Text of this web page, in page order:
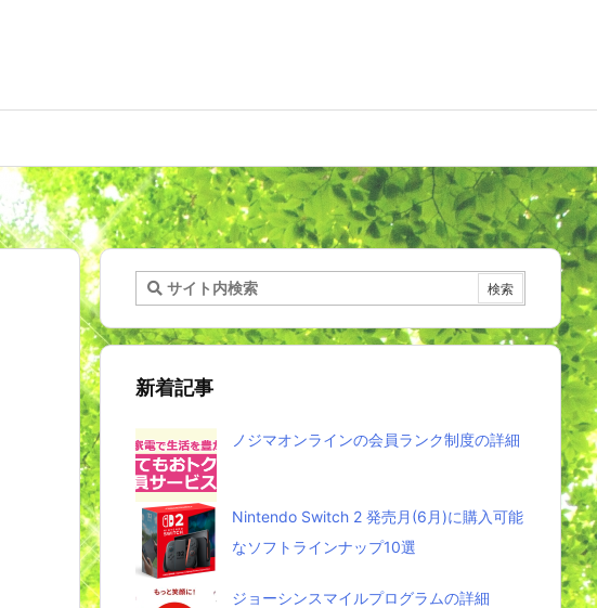
新着記事
ノジマオンラインの会員ランク制度の詳細
Nintendo Switch 2 発売月(6月)に購入可能
なソフトラインナップ10選
ジョーシンスマイルプログラムの詳細